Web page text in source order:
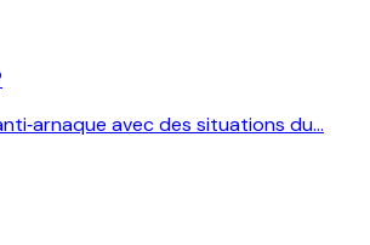
avec des situations du...